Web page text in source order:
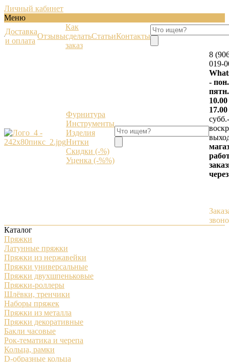
Личный кабинет
Меню
Доставка
и оплата
Отзывы
Как
сделать
заказ
СтатьиКонтакты
Фурнитура
Инструменты
Изделия
Нитки
Скидки (-%)
Уценка (-%%)
8
019-
-
17.00
субб.-
Каталог
Пряжки
Латунные пряжки
Пряжки из нержавейки
Пряжки универсальные
Пряжки двухшпеньковые
Пряжки-роллеры
Шлёвки, тренчики
Наборы пряжек
Пряжки из металла
Пряжки декоративные
Бакли часовые
Рок-тематика и черепа
Кольца, рамки
D-образные кольца